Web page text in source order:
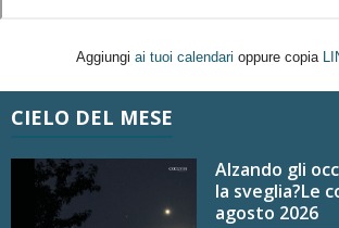
Aggiungi ai tuoi calendari oppure copia
CIELO DEL MESE
Alzando gli
la sveglia?Le
agosto 2026